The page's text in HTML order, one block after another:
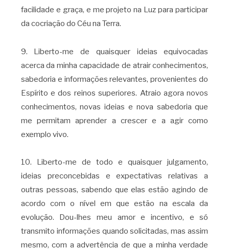
facilidade e graça, e me projeto na Luz para participar
da cocriação do Céu na Terra.
9. Liberto-me de quaisquer ideias equivocadas
acerca da minha capacidade de atrair conhecimentos,
sabedoria e informações relevantes, provenientes do
Espírito e dos reinos superiores. Atraio agora novos
conhecimentos, novas ideias e nova sabedoria que
me permitam aprender a crescer e a agir como
exemplo vivo.
10. Liberto-me de todo e quaisquer julgamento,
ideias preconcebidas e expectativas relativas a
outras pessoas, sabendo que elas estão agindo de
acordo com o nível em que estão na escala da
evolução. Dou-lhes meu amor e incentivo, e só
transmito informações quando solicitadas, mas assim
mesmo, com a advertência de que a minha verdade